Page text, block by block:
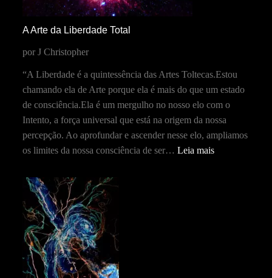
A Arte da Liberdade Total
por J Christopher
“A Liberdade é a quintessência das Artes Toltecas.Estou
chamando ela de Arte porque ela é mais do que um estado
de consciência.Ela é um mergulho no nosso elo com o
Intento, a força universal que está na origem da nossa
percepção. Ao aprofundar e ascender nesse elo, ampliamos
os limites da nossa consciência de ser… Leia mais